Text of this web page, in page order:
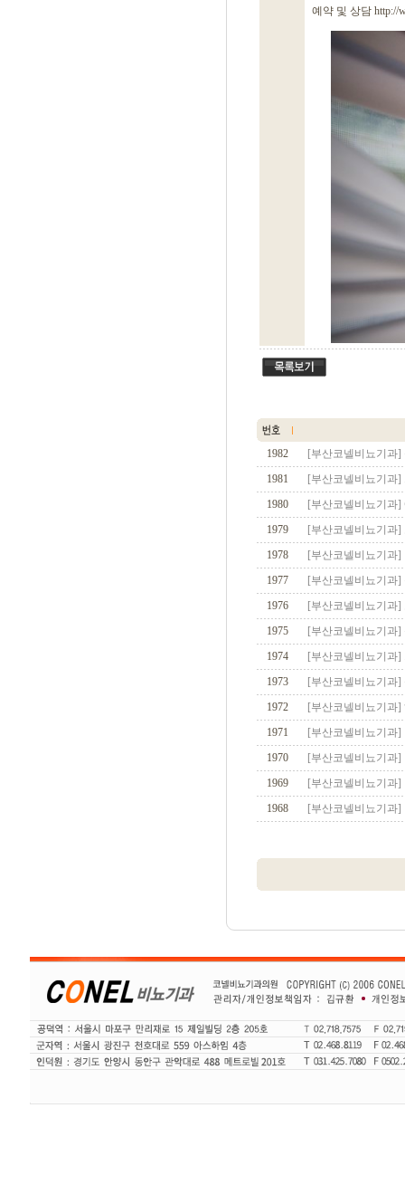
예약 및 상담 http://
1982
[부산코넬비뇨기과
1981
[부산코넬비뇨기과
1980
[부산코넬비뇨기과
1979
[부산코넬비뇨기과
1978
[부산코넬비뇨기과
1977
[부산코넬비뇨기과
1976
[부산코넬비뇨기과
1975
[부산코넬비뇨기과]
1974
[부산코넬비뇨기과]
1973
[부산코넬비뇨기과
1972
[부산코넬비뇨기과
1971
[부산코넬비뇨기과]
1970
[부산코넬비뇨기과
1969
[부산코넬비뇨기과
1968
[부산코넬비뇨기과